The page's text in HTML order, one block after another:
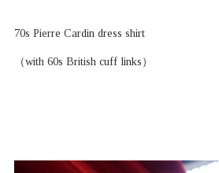
70s Pierre Cardin dress shirt
（with 60s British cuff links）